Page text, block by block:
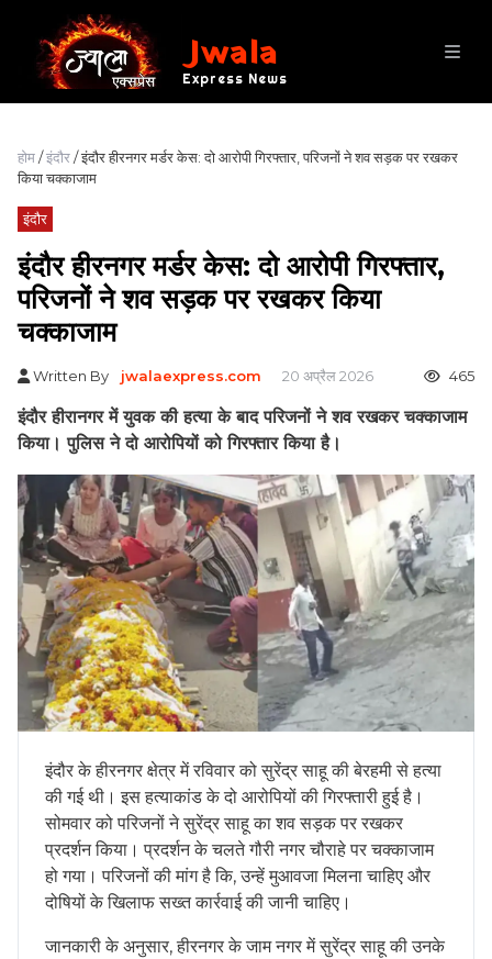
Jwala
Express News
होम/इंदौर/ इंदौर हीरनगर मर्डर केस: दो आरोपी गिरफ्तार, परिजनों ने शव सड़क पर रखकर
किया चक्काजाम
इंदौर
इंदौर हीरनगर मर्डर केस: दो आरोपी गिरफ्तार,
परिजनों ने शव सड़क पर रखकर किया
चक्काजाम
Written By jwalaexpress.com 20 अप्रैल 2026 465
इंदौर हीरानगर में युवक की हत्या के बाद परिजनों ने शव रखकर चक्काजाम
किया। पुलिस ने दो आरोपियों को गिरफ्तार किया है।
इंदौर के हीरनगर क्षेत्र में रविवार को सुरेंद्र साहू की बेरहमी से हत्या
की गई थी। इस हत्याकांड के दो आरोपियों की गिरफ्तारी हुई है।
सोमवार को परिजनों ने सुरेंद्र साहू का शव सड़क पर रखकर
प्रदर्शन किया। प्रदर्शन के चलते गौरी नगर चौराहे पर चक्काजाम
हो गया। परिजनों की मांग है कि, उन्हें मुआवजा मिलना चाहिए और
दोषियों के खिलाफ सख्त कार्रवाई की जानी चाहिए।
जानकारी के अनुसार, हीरनगर के जाम नगर में सुरेंद्र साहू की उनके